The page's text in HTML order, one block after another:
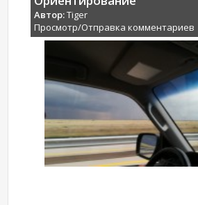
Автор:Tiger
Просмотр/Отправка комментариев